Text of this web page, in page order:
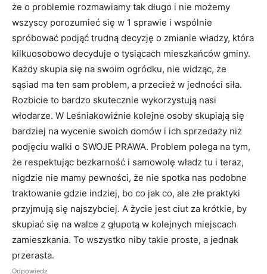
że o problemie rozmawiamy tak długo i nie możemy
wszyscy porozumieć się w 1 sprawie i wspólnie
spróbować podjąć trudną decyzję o zmianie władzy, która
kilkuosobowo decyduje o tysiącach mieszkańców gminy.
Każdy skupia się na swoim ogródku, nie widząc, że
sąsiad ma ten sam problem, a przecież w jedności siła.
Rozbicie to bardzo skutecznie wykorzystują nasi
włodarze. W Leśniakowiźnie kolejne osoby skupiają się
bardziej na wycenie swoich domów i ich sprzedaży niż
podjęciu walki o SWOJE PRAWA. Problem polega na tym,
że respektując bezkarność i samowolę władz tu i teraz,
nigdzie nie mamy pewności, że nie spotka nas podobne
traktowanie gdzie indziej, bo co jak co, ale złe praktyki
przyjmują się najszybciej. A życie jest ciut za krótkie, by
skupiać się na walce z głupotą w kolejnych miejscach
zamieszkania. To wszystko niby takie proste, a jednak
przerasta.
Odpowiedz